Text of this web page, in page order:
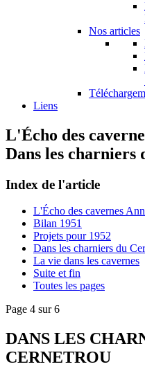
Nos articles
Liens
L'Écho des
Dans les charniers
Index de l'article
L'Écho des cavernes
Bilan 1951
Projets pour 1952
Dans les charniers du
La vie dans les cavernes
Suite et fin
Toutes les pages
Page 4 sur 6
DANS LES
CERNETROU